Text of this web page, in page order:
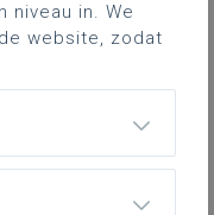
én
bijdragen.
niveau in. We
website, zodat